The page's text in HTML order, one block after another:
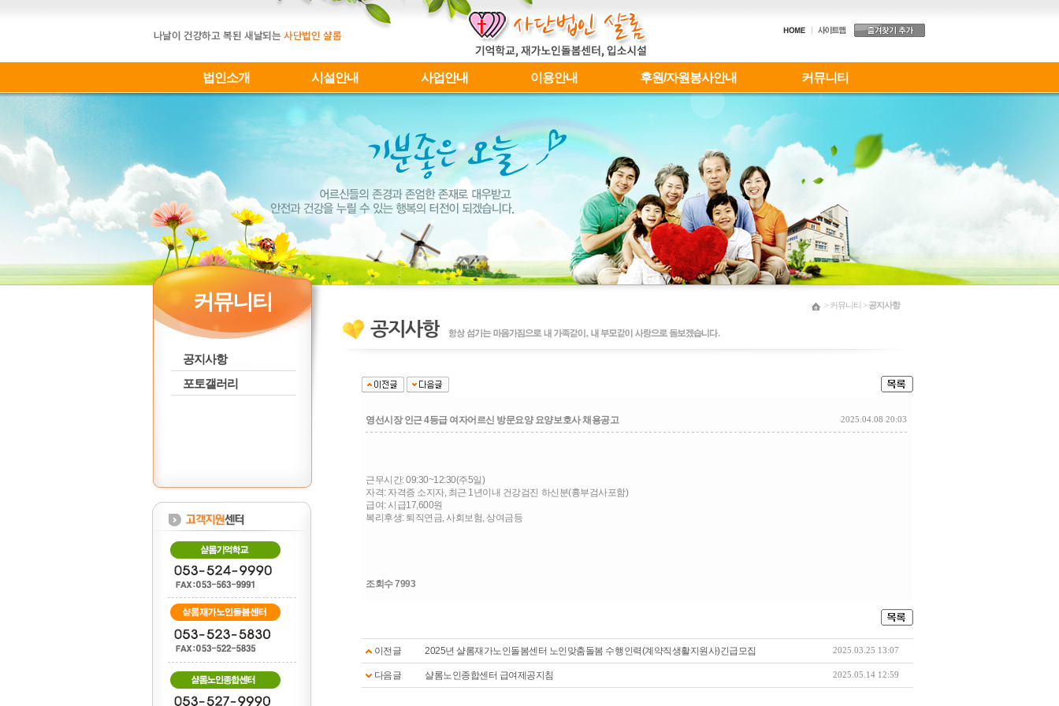
법인소개 시설안내 사업안내 이용안내 후원/자원봉사안내 커뮤니티
커뮤니티
공지사항
포토갤러리
> 커뮤니티 >공지사항
영선시장 인근 4등급 여자어르신 방문요양 요양보호사 채용공고 2025.04.08 20:03
근무시간: 09:30~12:30(주5일)
자격: 자격증 소지자, 최근 1년이내 건강검진 하신분(흉부검사포함)
급여: 시급17,600원
복리후생: 퇴직연금, 사회보험, 상여금등
조회수 7993
이전글 2025년 샬롬재가노인돌봄센터 노인맞춤돌봄 수행인력(계약직생활지원사)긴급모집 2025.03.25 13:07
다음글 샬롬노인종합센터 급여제공지침 2025.05.14 12:59